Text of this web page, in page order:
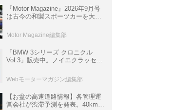
『Motor Magazine』2026年9月号
は古今の和製スポーツカーを大特
情報も満載
Motor Magazine編集部
「BMW 3シリーズ クロニクル
Vol.3」販売中。ノイエクラッセか
ムック
Webモーターマガジン編集部
【お盆の高速道路情報】各管理運
営会社が渋滞予測を発表。40km以